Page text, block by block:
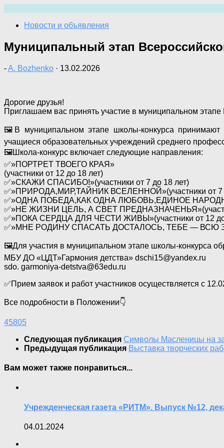
содержимому
Новости и объявления
Муниципальный этап
-A. Bozhenko · 13.02.2026
Дорогие друзья!
Приглашаем вас принять участие в муниципальном этапе
🖼В муниципальном этапе школы-конкурса принимают
учащиеся образовательных учреждений среднего
🖼Школа-конкурс включает следующие направления:
✅️»ПОРТРЕТ ТВОЕГО КРАЯ»
(участники от 12 до 18 лет)
✅️»СКАЖИ СПАСИБО!»(участники от 7 до 18 лет)
✅️»ПРИРОДА,МИР,ТАЙНИК ВСЕЛЕННОЙ»(участники от 7
✅️»ОДНА ПОБЕДА,КАК ОДНА ЛЮБОВЬ,ЕДИНОЕ
✅️»НЕ ЖИЗНИ ЦЕЛЬ, А СВЕТ
✅️»ПОКА СЕРДЦА ДЛЯ ЧЕСТИ ЖИВЫ»(участники от 12 до
✅️»МНЕ РОДИНУ СПАСАТЬ ДОСТАЛОСЬ, ТЕБЕ — ВСЮ
🖼Для участия в муниципальном этапе школы-конкурса
МБУ ДО «ЦДТ»Гармония детства» dschi15@yandex.ru
sdo. garmoniya-detstva@63edu.ru
✅️Прием заявок и работ участников осуществляется с
Все подробности в Положении👇
45805
Следующая публикация Символы Масленицы на
Предыдущая публикация Выставка творческих
Вам может также понравиться...
Учрежденческая газета «РИТМ». Выпуск №12,
04.01.2024